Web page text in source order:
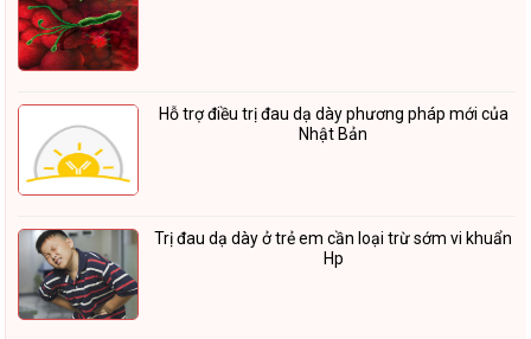
Hỗ trợ điều trị đau dạ dày phương pháp mới của
Nhật Bản
Trị đau dạ dày ở trẻ em cần loại trừ sớm vi khuẩn
Hp